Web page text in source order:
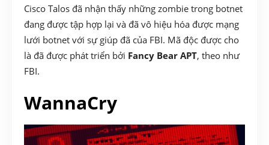
Cisco Talos đã nhận thấy những zombie trong botnet
đang được tập hợp lại và đã vô hiệu hóa được mạng
lưới botnet với sự giúp đã của FBI. Mã độc được cho
là đã được phát triển bởi Fancy Bear APT, theo như
FBI.
WannaCry